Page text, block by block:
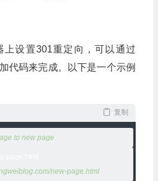
上设置301重定向，可以通过
代码来完成。以下是一个示例
复制
to new page
new-page.html